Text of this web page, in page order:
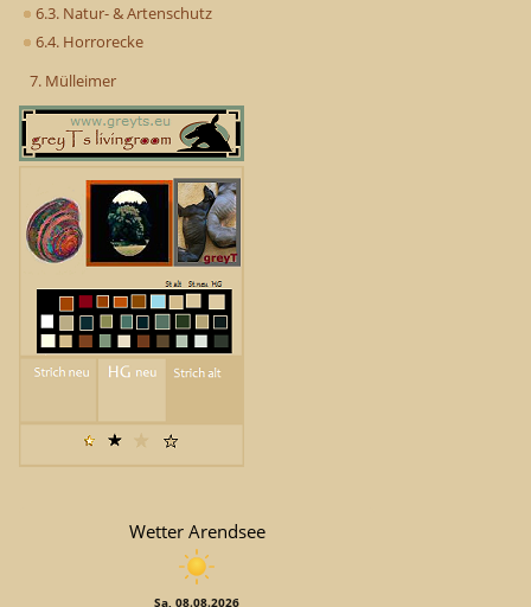
6.3. Natur- & Artenschutz
6.4. Horrorecke
7. Mülleimer
Wetter Arendsee
Sa, 08.08.2026